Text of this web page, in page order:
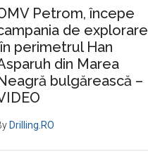
Petrom, începe
de explorare
în perimetrul Han
din Marea
bulgărească –
Drilling.RO